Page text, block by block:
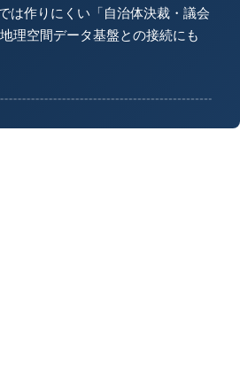
は作りにくい「自治体決裁・議会
理空間データ基盤との接続にも